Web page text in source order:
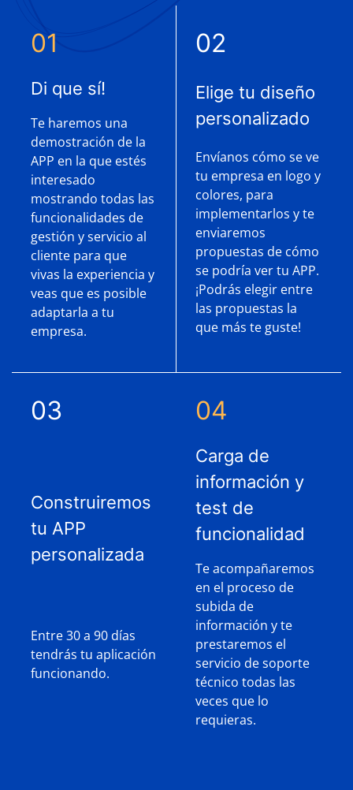
01
Di que sí!
Te haremos una
demostración de la
APP en la que estés
interesado
mostrando todas las
funcionalidades de
gestión y servicio al
cliente para que
vivas la experiencia y
veas que es posible
adaptarla a tu
empresa.
02
Elige tu diseño
personalizado
Envíanos cómo se ve
tu empresa en logo y
colores, para
implementarlos y te
enviaremos
propuestas de cómo
se podría ver tu APP.
¡Podrás elegir entre
las propuestas la
que más te guste!
03
Construiremos
tu APP
personalizada
Entre 30 a 90 días
tendrás tu aplicación
funcionando.
04
Carga de
información y
test de
funcionalidad
Te acompañaremos
en el proceso de
subida de
información y te
prestaremos el
servicio de soporte
técnico todas las
veces que lo
requieras.